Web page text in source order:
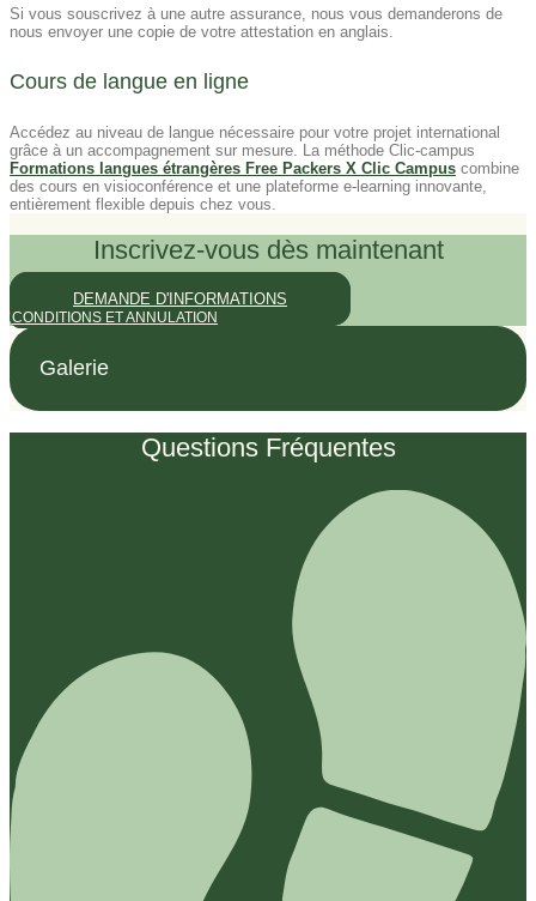
Si vous souscrivez à une autre assurance, nous vous demanderons de
nous envoyer une copie de votre attestation en anglais.
Cours de langue en ligne
Accédez au niveau de langue nécessaire pour votre projet international
grâce à un accompagnement sur mesure. La méthode Clic-campus
Formations langues étrangères Free Packers X Clic Campus combine
des cours en visioconférence et une plateforme e-learning innovante,
entièrement flexible depuis chez vous.
Inscrivez-vous dès maintenant
DEMANDE D'INFORMATIONS
CONDITIONS ET ANNULATION
Galerie
Questions Fréquentes